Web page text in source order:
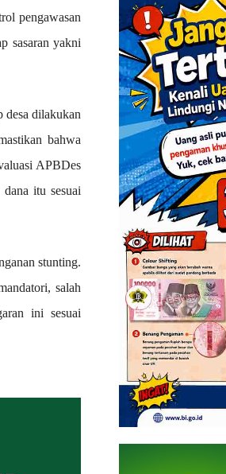
pengawasan
sasaran yakni
desa dilakukan
bahwa
APBDes
itu sesuai
stunting.
salah
ini sesuai